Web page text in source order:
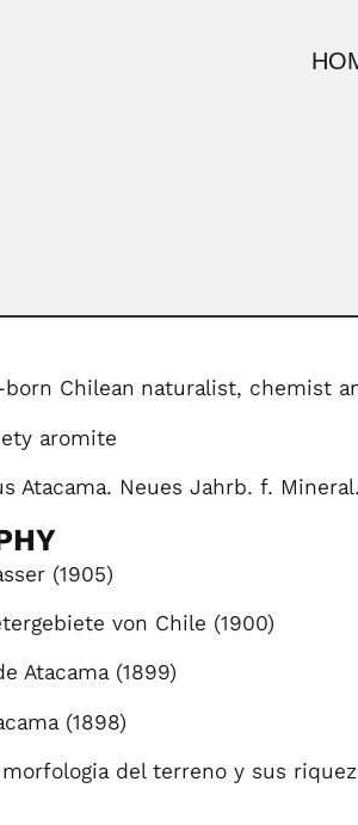
Chilean naturalist, chemist
aromite
Atacama. Neues Jahrb. f.
(1905)
von Chile (1900)
Atacama (1899)
(1898)
del terreno y sus